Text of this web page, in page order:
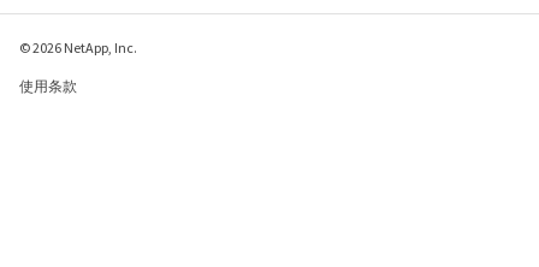
© 2026 NetApp, Inc.
使用条款